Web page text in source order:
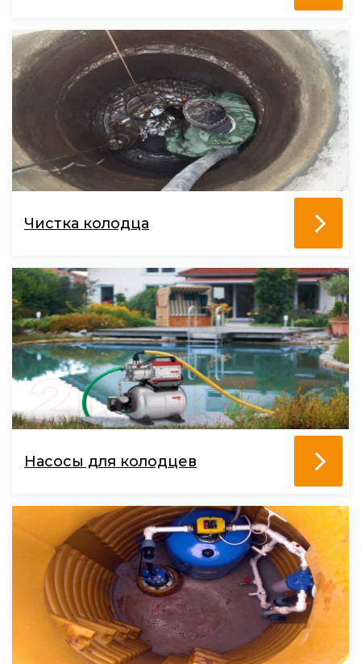
Чистка колодца
Насосы для колодцев